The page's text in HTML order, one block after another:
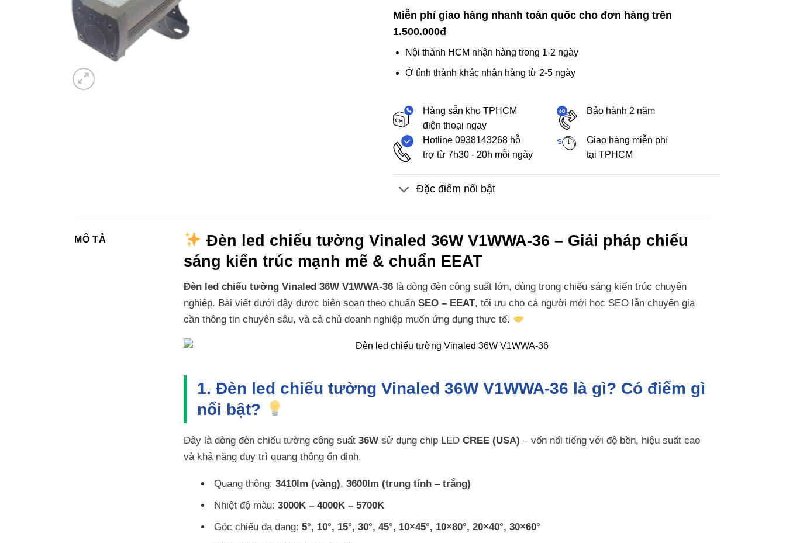
Miễn phí giao hàng nhanh toàn quốc cho đơn hàng trên
1.500.000đ
Nội thành HCM nhận hàng trong 1-2 ngày
Ở tỉnh thành khác nhận hàng từ 2-5 ngày
Hàng sẵn kho TPHCM
điện thoại ngay
Bảo hành 2 năm
Hotline 0938143268 hỗ
trợ từ 7h30 - 20h mỗi ngày
Giao hàng miễn phí
tại TPHCM
Đặc điểm nổi bật
MÔ TẢ
Đèn led chiếu tường Vinaled 36W V1WWA-36 – Giải pháp chiếu
sáng kiến trúc mạnh mẽ & chuẩn EEAT
Đèn led chiếu tường Vinaled 36W V1WWA-36là dòng đèn công suất lớn, dùng trong chiếu sáng kiến trúc chuyên
nghiệp. Bài viết dưới đây được biên soạn theo chuẩn SEO – EEAT, tối ưu cho cả người mới học SEO lẫn chuyên gia
cần thông tin chuyên sâu, và cả chủ doanh nghiệp muốn ứng dụng thực tế.
1. Đèn led chiếu tường Vinaled 36W V1WWA-36 là gì? Có điểm gì
nổi bật?
Đây là dòng đèn chiếu tường công suất 36Wsử dụng chip LED CREE (USA) – vốn nổi tiếng với độ bền, hiệu suất cao
và khả năng duy trì quang thông ổn định.
Quang thông: 3410lm (vàng), 3600lm (trung tính – trắng)
Nhiệt độ màu: 3000K – 4000K – 5700K
Góc chiếu đa dạng: 5°, 10°, 15°, 30°, 45°, 10×45°, 10×80°, 20×40°, 30×60°